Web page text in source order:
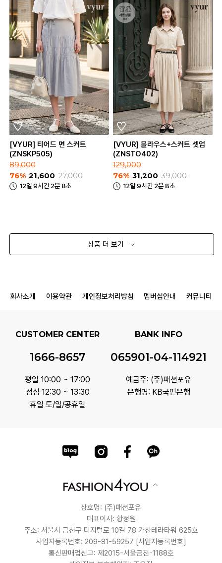
[VYUR] 티어드 면 스커트
(ZNSKP505)
89,000
76% 21,600 27,000
12일 9시간 2분 8초
[VYUR] 블라우스+스커트 셋업
(ZNSTO402)
129,000
76% 31,200 39,000
12일 9시간 2분 8초
상품 더 보기
회사소개 이용약관 개인정보처리방침 멤버십안내 커뮤니티
CUSTOMER CENTER
1666-8657
평일 10:00 ~ 17:00
점심 12:30 ~ 13:30
휴일 토/일/공휴일
BANK INFO
065901-04-114921
예금주: (주)패션포유
은행명: KB국민은행
상호명: (주)패션포유
대표이사: 황정원
주소: 서울시 금천구 디지털로 10길 78 가산테라타워 625호
사업자등록번호: 209-81-59257 [사업자등록번호]
통신판매업신고: 제2015-서울금천-1188호